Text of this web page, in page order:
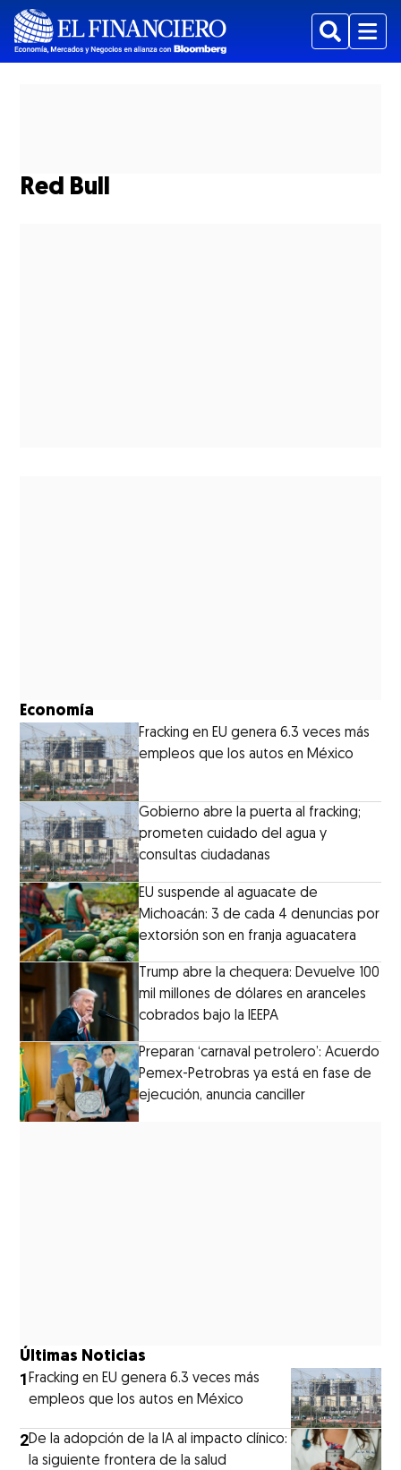
BuscarMenu
Red Bull
Economía
Fracking en EU genera 6.3 veces más
empleos que los autos en México
Gobierno abre la puerta al fracking;
prometen cuidado del agua y
consultas ciudadanas
EU suspende al aguacate de
Michoacán: 3 de cada 4 denuncias por
extorsión son en franja aguacatera
Trump abre la chequera: Devuelve 100
mil millones de dólares en aranceles
cobrados bajo la IEEPA
Preparan ‘carnaval petrolero’: Acuerdo
Pemex-Petrobras ya está en fase de
ejecución, anuncia canciller
Últimas Noticias
1Fracking en EU genera 6.3 veces más
empleos que los autos en México
2De la adopción de la IA al impacto clínico:
la siguiente frontera de la salud